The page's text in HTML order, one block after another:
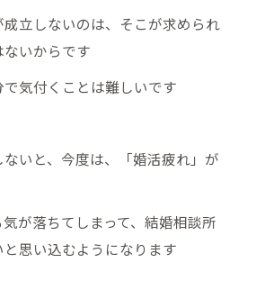
立しないのは、そこが求められ
いからです
気付くことは難しいです
いと、今度は、「婚活疲れ」が
が落ちてしまって、結婚相談所
思い込むようになります